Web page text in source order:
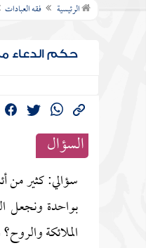
الرئيسية فقه العبادات
حكم الدعاء
السؤال
سؤالي: كثير من
بواحدة ونجعل
الملائكة